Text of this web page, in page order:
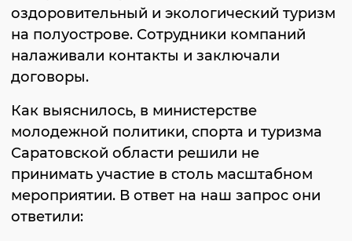
оздоровительный и экологический туризм
на полуострове. Сотрудники компаний
налаживали контакты и заключали
договоры.
Как выяснилось, в министерстве
молодежной политики, спорта и туризма
Саратовской области решили не
принимать участие в столь масштабном
мероприятии. В ответ на наш запрос они
ответили: